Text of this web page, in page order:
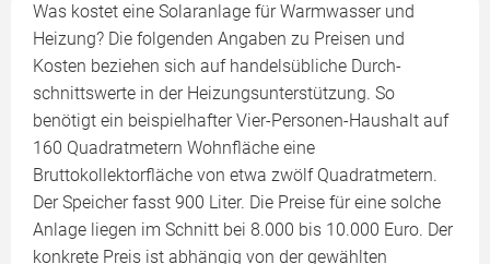
Was kostet eine Solaranlage für Warmwasser und
Heizung? Die folgenden Angaben zu Preisen und
Kosten beziehen sich auf handelsübliche Durch­
schnitts­werte in der Heizungsunterstützung. So
benötigt ein beispielhafter Vier-Personen-Haushalt auf
160 Quadratmetern Wohnfläche eine
Bruttokollektorfläche von etwa zwölf Quadratmetern.
Der Speicher fasst 900 Liter. Die Preise für eine solche
Anlage liegen im Schnitt bei 8.000 bis 10.000 Euro. Der
konkrete Preis ist abhängig von der gewählten